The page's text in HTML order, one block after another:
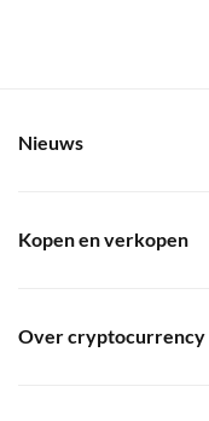
Nieuws
Kopen en verkopen
Over cryptocurrency